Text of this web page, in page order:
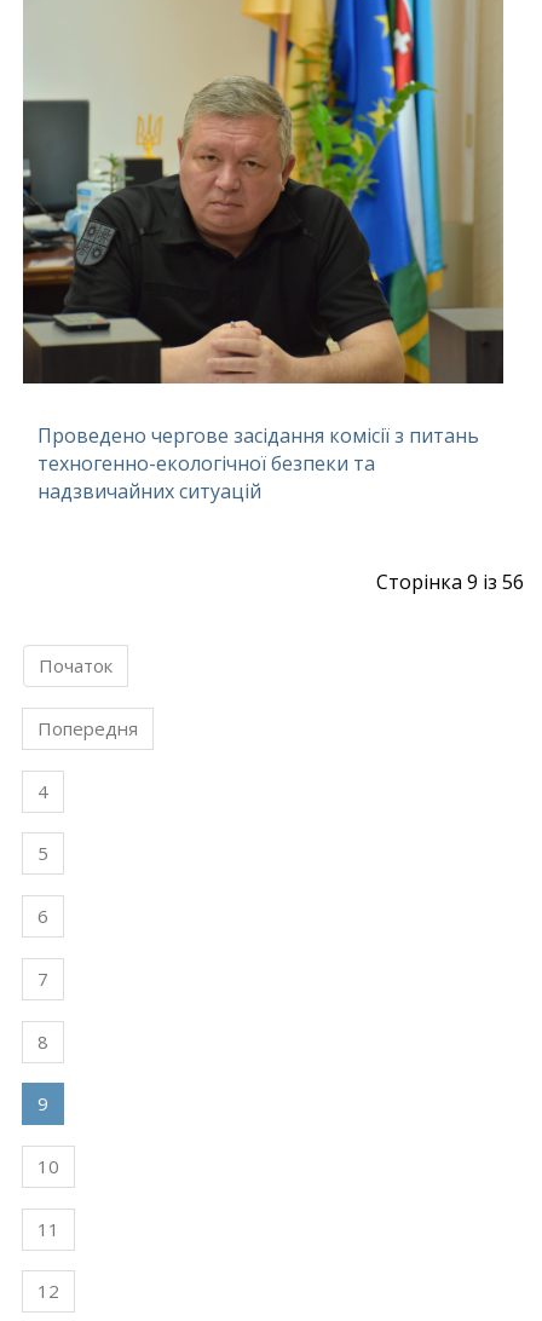
Проведено чергове засідання комісії з питань
техногенно-екологічної безпеки та
надзвичайних ситуацій
Сторінка 9 із 56
Початок
Попередня
4
5
6
7
8
9
10
11
12